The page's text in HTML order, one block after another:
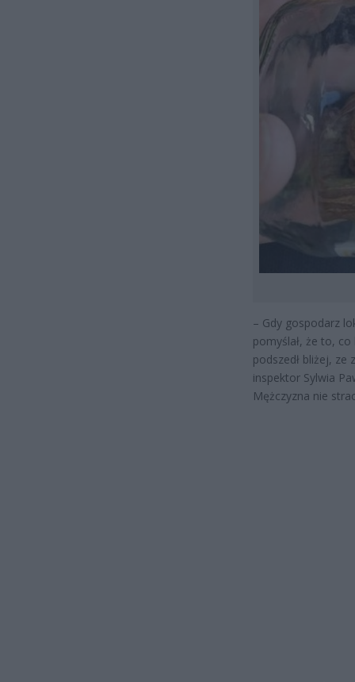
– Gdy gospodarz
pomyślał, że to, co
podszedł bliżej, ze
inspektor Sylwia
Mężczyzna nie